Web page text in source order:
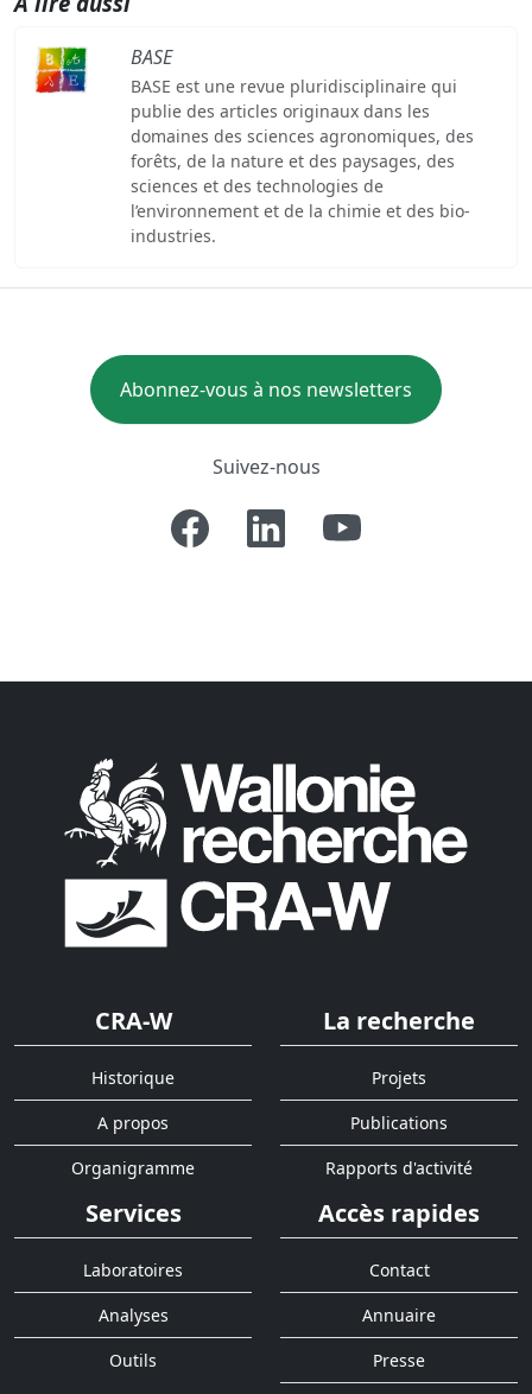
BASE
BASE est une revue pluridisciplinaire qui
publie des articles originaux dans les
domaines des sciences agronomiques, des
forêts, de la nature et des paysages, des
sciences et des technologies de
l’environnement et de la chimie et des bio-
industries.
Abonnez-vous à nos newsletters
Suivez-nous
CRA-W
Historique
A propos
Organigramme
La recherche
Projets
Publications
Rapports d'activité
Services
Laboratoires
Analyses
Outils
Accès rapides
Contact
Annuaire
Presse